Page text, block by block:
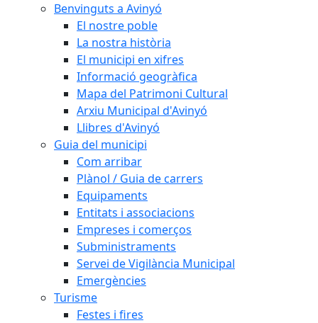
Benvinguts a Avinyó
El nostre poble
La nostra història
El municipi en xifres
Informació geogràfica
Mapa del Patrimoni Cultural
Arxiu Municipal d'Avinyó
Llibres d'Avinyó
Guia del municipi
Com arribar
Plànol / Guia de carrers
Equipaments
Entitats i associacions
Empreses i comerços
Subministraments
Servei de Vigilància Municipal
Emergències
Turisme
Festes i fires